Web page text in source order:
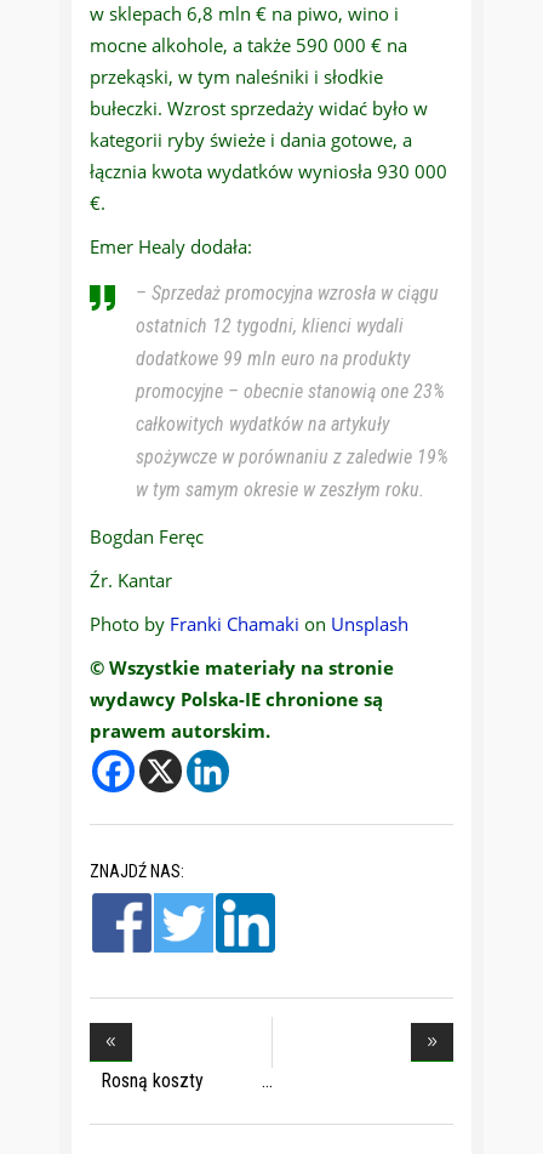
w sklepach 6,8 mln € na piwo, wino i
mocne alkohole, a także 590 000 € na
przekąski, w tym naleśniki i słodkie
bułeczki. Wzrost sprzedaży widać było w
kategorii ryby świeże i dania gotowe, a
łącznia kwota wydatków wyniosła 930 000
€.
Emer Healy dodała:
– Sprzedaż promocyjna wzrosła w ciągu
ostatnich 12 tygodni, klienci wydali
dodatkowe 99 mln euro na produkty
promocyjne – obecnie stanowią one 23%
całkowitych wydatków na artykuły
spożywcze w porównaniu z zaledwie 19%
w tym samym okresie w zeszłym roku.
Bogdan Feręc
Źr. Kantar
Photo by Franki Chamaki on Unsplash
© Wszystkie materiały na stronie
wydawcy Polska-IE chronione są
prawem autorskim.
ZNAJDŹ NAS:
Rosną koszty